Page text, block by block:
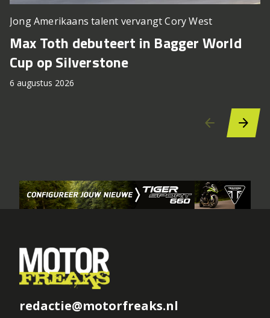
Jong Amerikaans talent vervangt Cory West
Max Toth debuteert in Bagger World
Cup op Silverstone
6 augustus 2026
redactie@motorfreaks.nl